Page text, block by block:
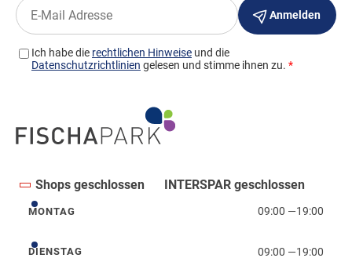
Shops geschlossen INTERSPAR geschlossen
Montag
MONTAG 09:00 —19:00
Dienstag
DIENSTAG 09:00 —19:00